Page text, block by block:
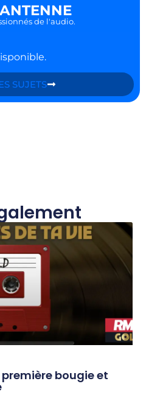
de l'audio.
SUJETS
bougie et